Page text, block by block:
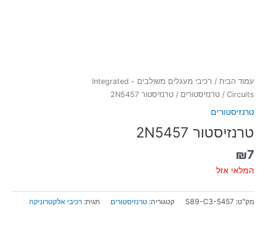
עמוד הבית /
רכיבי מעגלים משולבים - Integrated
Circuits
/ טרנזיסטורים / טרנזיסטור 2N5457
טרנזיסטורים
טרנזיסטור 2N5457
₪7
המלאי אזל
מק"ט: S89-C3-5457 קטגוריה: טרנזיסטורים תגית: רכיבי אלקטרוניקה